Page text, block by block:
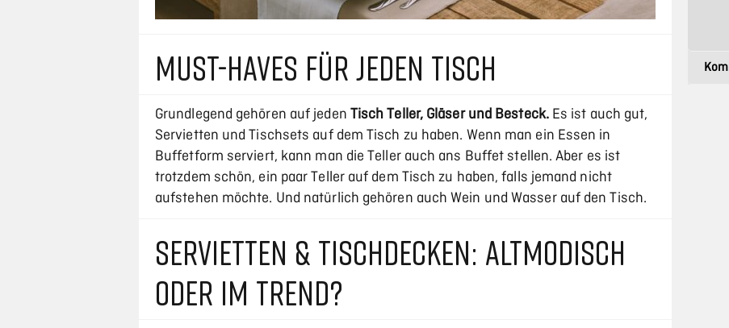
MUST-HAVES FÜR JEDEN TISCH
Grundlegend gehören auf jeden Tisch Teller, Gläser und Besteck.Es ist auch gut,
Servietten und Tischsets auf dem Tisch zu haben. Wenn man ein Essen in
Buffetform serviert, kann man die Teller auch ans Buffet stellen. Aber es ist
trotzdem schön, ein paar Teller auf dem Tisch zu haben, falls jemand nicht
aufstehen möchte. Und natürlich gehören auch Wein und Wasser auf den Tisch.
SERVIETTEN & TISCHDECKEN: ALTMODISCH
ODER IM TREND?